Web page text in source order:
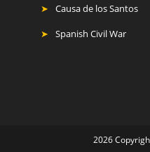
Causa de los Santos
Spanish Civil War
2026